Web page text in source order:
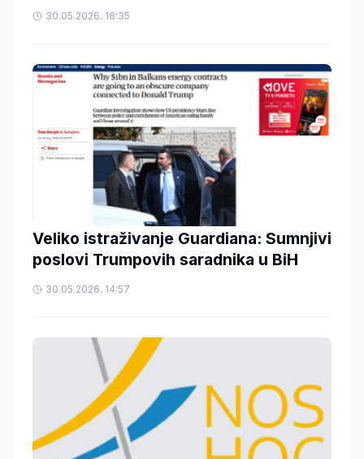
30.05.2026. 18:35
Veliko istraživanje Guardiana: Sumnjivi
poslovi Trumpovih saradnika u BiH
30.05.2026. 14:57